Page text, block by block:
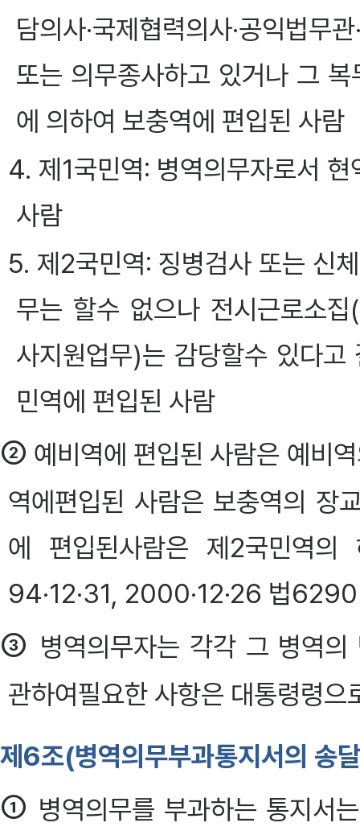
담의사·국제협력의사·공익법무
또는 의무종사하고 있거나 그
에 의하여 보충역에 편입된 사람
4. 제1국민역: 병역의무자로서 현
사람
5. 제2국민역: 징병검사 또는 신
무는 할수 없으나 전시근로소
사지원업무)는 감당할수 있다
민역에 편입된 사람
② 예비역에 편입된 사람은 예비
역에편입된 사람은 보충역의 장
에 편입된사람은 제2국민역
94·12·31, 2000·12·26 법
③ 병역의무자는 각각 그 병역
관하여필요한 사항은 대통령령으
제6조(병역의무부과통지서의 송
① 병역의무를 부과하는 통지서